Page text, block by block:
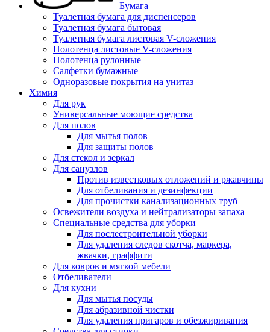
Бумага
Туалетная бумага для диспенсеров
Туалетная бумага бытовая
Туалетная бумага листовая V-сложения
Полотенца листовые V-сложения
Полотенца рулонные
Салфетки бумажные
Одноразовые покрытия на унитаз
Химия
Для рук
Универсальные моющие средства
Для полов
Для мытья полов
Для защиты полов
Для стекол и зеркал
Для санузлов
Против известковых отложений и ржавчины
Для отбеливания и дезинфекции
Для прочистки канализационных труб
Освежители воздуха и нейтрализаторы запаха
Специальные средства для уборки
Для послестроительной уборки
Для удаления следов скотча, маркера,
жвачки, граффити
Для ковров и мягкой мебели
Отбеливатели
Для кухни
Для мытья посуды
Для абразивной чистки
Для удаления пригаров и обезжиривания